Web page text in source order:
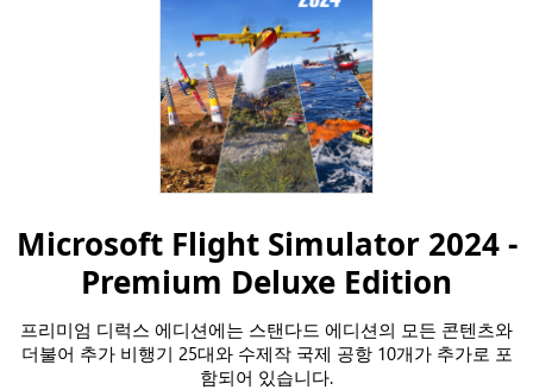
Microsoft Flight Simulator 2024 -
Premium Deluxe Edition
프리미엄 디럭스 에디션에는 스탠다드 에디션의 모든 콘텐츠와
더불어 추가 비행기 25대와 수제작 국제 공항 10개가 추가로 포
함되어 있습니다.